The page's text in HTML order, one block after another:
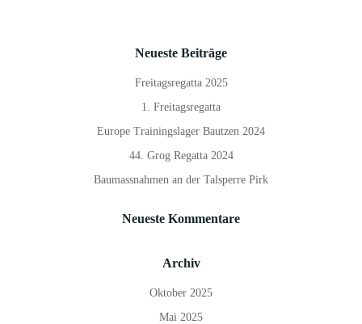
Neueste Beiträge
Freitagsregatta 2025
1. Freitagsregatta
Europe Trainingslager Bautzen 2024
44. Grog Regatta 2024
Baumassnahmen an der Talsperre Pirk
Neueste Kommentare
Archiv
Oktober 2025
Mai 2025